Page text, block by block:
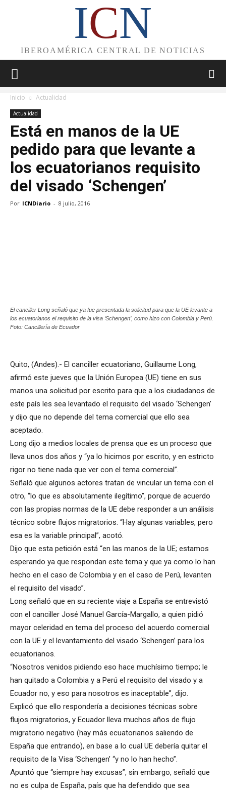
ICN
IBEROAMÉRICA CENTRAL DE NOTICIAS
Inicio Actualidad
Actualidad
Está en manos de la UE
pedido para que levante a
los ecuatorianos requisito
del visado ‘Schengen’
Por ICNDiario - 8 julio, 2016
El canciller Long señaló que ya fue presentada la solicitud para que la UE levante a
los ecuatorianos el requisito de la visa ‘Schengen’, como hizo con Colombia y Perú.
Foto: Cancillería de Ecuador
Quito, (Andes).- El canciller ecuatoriano, Guillaume Long,
afirmó este jueves que la Unión Europea (UE) tiene en sus
manos una solicitud por escrito para que a los ciudadanos de
este país les sea levantado el requisito del visado ‘Schengen’
y dijo que no depende del tema comercial que ello sea
aceptado.
Long dijo a medios locales de prensa que es un proceso que
lleva unos dos años y “ya lo hicimos por escrito, y en estricto
rigor no tiene nada que ver con el tema comercial”.
Señaló que algunos actores tratan de vincular un tema con el
otro, “lo que es absolutamente ilegítimo”, porque de acuerdo
con las propias normas de la UE debe responder a un análisis
técnico sobre flujos migratorios. “Hay algunas variables, pero
esa es la variable principal”, acotó.
Dijo que esta petición está “en las manos de la UE; estamos
esperando ya que respondan este tema y que ya como lo han
hecho en el caso de Colombia y en el caso de Perú, levanten
el requisito del visado”.
Long señaló que en su reciente viaje a España se entrevistó
con el canciller José Manuel García-Margallo, a quien pidió
mayor celeridad en tema del proceso del acuerdo comercial
con la UE y el levantamiento del visado ‘Schengen’ para los
ecuatorianos.
“Nosotros venidos pidiendo eso hace muchísimo tiempo; le
han quitado a Colombia y a Perú el requisito del visado y a
Ecuador no, y eso para nosotros es inaceptable”, dijo.
Explicó que ello respondería a decisiones técnicas sobre
flujos migratorios, y Ecuador lleva muchos años de flujo
migratorio negativo (hay más ecuatorianos saliendo de
España que entrando), en base a lo cual UE debería quitar el
requisito de la Visa ‘Schengen’ “y no lo han hecho”.
Apuntó que “siempre hay excusas”, sin embargo, señaló que
no es culpa de España, país que ha defendido que sea